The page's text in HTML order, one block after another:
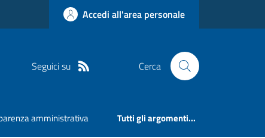
Accedi all'area personale
Seguici su Cerca
amministrativa Tutti gli argomenti...